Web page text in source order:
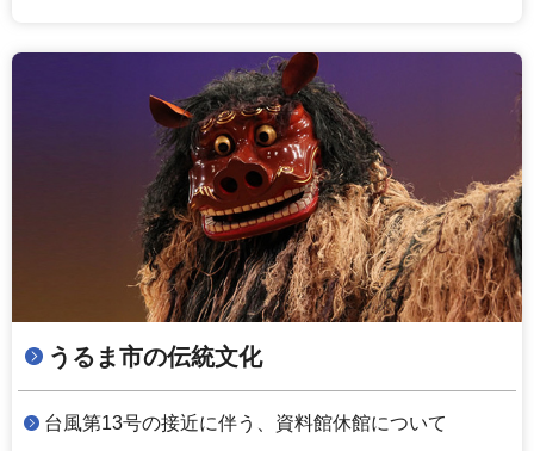
うるま市の伝統文化
台風第13号の接近に伴う、資料館休館について